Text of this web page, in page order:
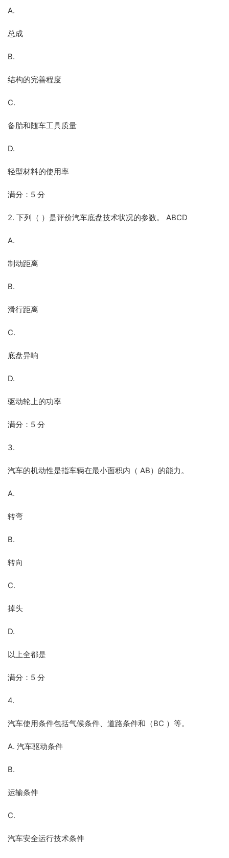
A.
总成
B.
结构的完善程度
C.
备胎和随车工具质量
D.
轻型材料的使用率
满分：5 分
2. 下列（ ）是评价汽车底盘技术状况的参数。 ABCD
A.
制动距离
B.
滑行距离
C.
底盘异响
D.
驱动轮上的功率
满分：5 分
3.
汽车的机动性是指车辆在最小面积内（ AB）的能力。
A.
转弯
B.
转向
C.
掉头
D.
以上全都是
满分：5 分
4.
汽车使用条件包括气候条件、道路条件和（BC ）等。
A. 汽车驱动条件
B.
运输条件
C.
汽车安全运行技术条件